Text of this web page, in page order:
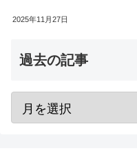
2025年11月27日
過去の記事